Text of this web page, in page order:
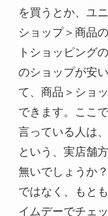
を買うとか、ユ
ショップ＞商品
トショッピング
のショップが安
て、商品＞ショ
できます。ここ
言っている人は
という、実店舗
無いでしょうか
ではなく、もと
イムデーでチェ